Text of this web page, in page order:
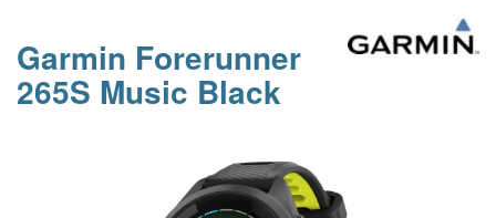
Garmin Forerunner
265S Music Black